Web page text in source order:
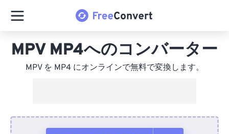
MPV MP4へのコンバーター
MPV を MP4 にオンラインで無料で変換します。